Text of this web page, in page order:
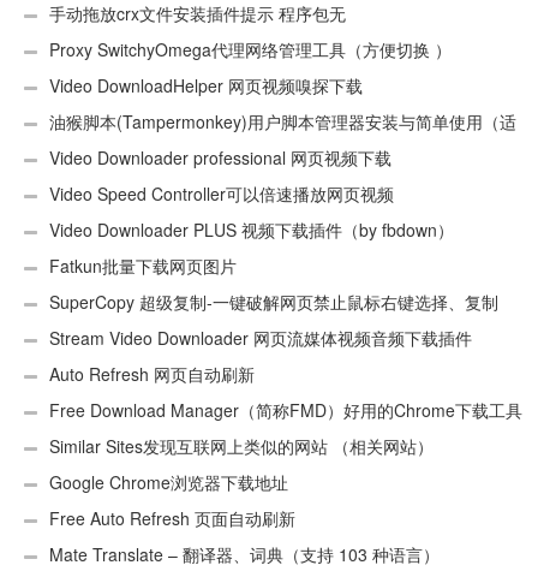
手动拖放crx文件安装插件提示 程序包无
效:“CEX_HEADER_INVALID”的解决办法
Proxy SwitchyOmega代理网络管理工具（方便切换 ）
Video DownloadHelper 网页视频嗅探下载
油猴脚本(Tampermonkey)用户脚本管理器安装与简单使用（适
用Android）
Video Downloader professional 网页视频下载
Video Speed Controller可以倍速播放网页视频
Video Downloader PLUS 视频下载插件（by fbdown）
Fatkun批量下载网页图片
SuperCopy 超级复制-一键破解网页禁止鼠标右键选择、复制
Stream Video Downloader 网页流媒体视频音频下载插件
Auto Refresh 网页自动刷新
Free Download Manager（简称FMD）好用的Chrome下载工具
插件Similar Sites发现互联网上类似的网站 （相关网站）
Google Chrome浏览器下载地址
Free Auto Refresh 页面自动刷新
Mate Translate – 翻译器、词典（支持 103 种语言）